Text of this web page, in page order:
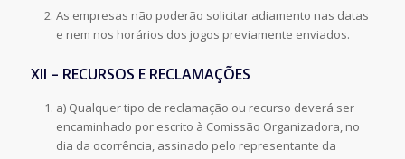
As empresas não poderão solicitar adiamento nas datas
e nem nos horários dos jogos previamente enviados.
XII – RECURSOS E RECLAMAÇÕES
a) Qualquer tipo de reclamação ou recurso deverá ser
encaminhado por escrito à Comissão Organizadora, no
dia da ocorrência, assinado pelo representante da